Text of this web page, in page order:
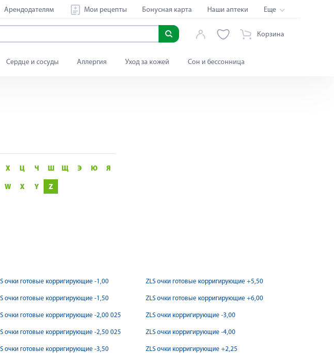
Арендодателям Мои рецепты Бонусная карта Наши аптеки Еще
Корзина
Сердце и сосуды Аллергия Уход за кожей Сон и бессонница
Х Ц Ч Ш Щ Э Ю Я
W X Y Z
очки готовые корригирующие -1,00
очки готовые корригирующие -1,50
очки готовые корригирующие -2,00 025
очки готовые корригирующие -2,50 025
очки готовые корригирующие -3,50
ZLS очки готовые корригирующие +5,50
ZLS очки готовые корригирующие +6,00
ZLS очки корригирующие -3,00
ZLS очки корригирующие -4,00
ZLS очки корригирующие +2,25